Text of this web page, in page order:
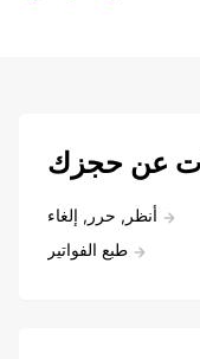
عن حجزك
أنظر, حرر, إلغاء
طبع الفواتير